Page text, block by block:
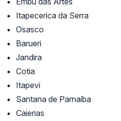
Itapecerica da Serra
Osasco
Barueri
Jandira
Cotia
Itapevi
Santana de Parnaíba
Caierias